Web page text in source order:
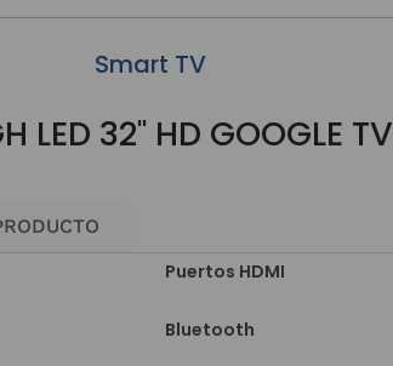
Smart TV
LED 32" HD GOOGLE TV
Puertos HDMI
Bluetooth